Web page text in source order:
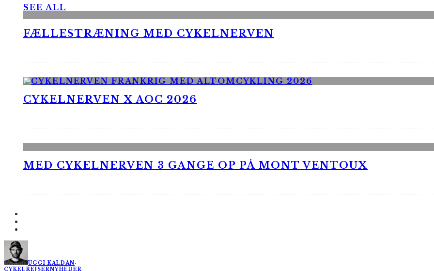
SEE ALL
FÆLLESTRÆNING MED CYKELNERVEN
CYKELNERVEN X AOC 2026
MED CYKELNERVEN 3 GANGE OP PÅ MONT VENTOUX
UGGI KALDAN·
CYKELREJSERNYHEDER